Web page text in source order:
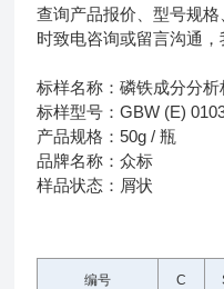
查询产品报价、型号规
时致电咨询或留言沟通，
标样名称：磷铁成分分
标样型号：GBW (E)
产品规格：50g / 瓶
品牌名称：众标
样品状态：屑状
编号 C